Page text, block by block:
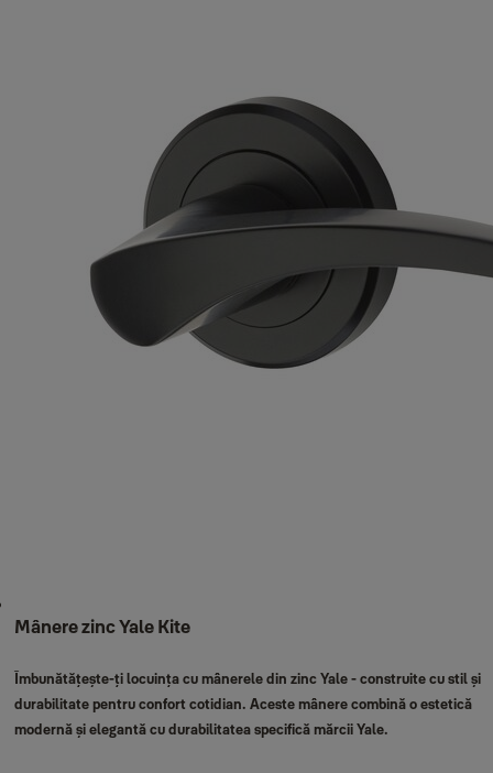
Mânere zinc Yale Kite
Îmbunătățește-ți locuința cu mânerele din zinc Yale - construite cu stil și
durabilitate pentru confort cotidian. Aceste mânere combină o estetică
modernă și elegantă cu durabilitatea specifică mărcii Yale.